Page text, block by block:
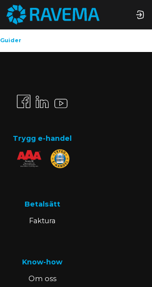
Guider
Trygg e-handel
Betalsätt
Faktura
Know-how
Om oss